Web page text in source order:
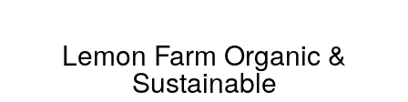
Lemon Farm Organic &
Sustainable